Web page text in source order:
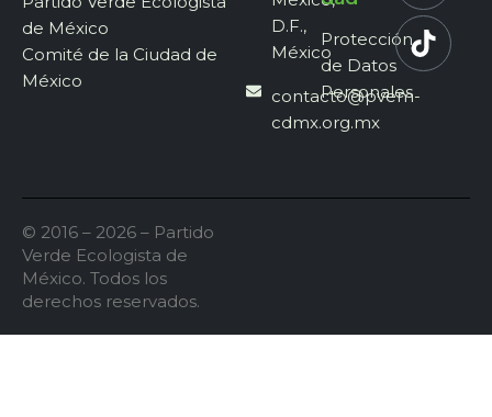
de México
Comité de la Ciudad de
México
D.F.,
México
contacto@pvem-
cdmx.org.mx
Protección
de Datos
Personales
© 2016 – 2026 – Partido
Verde Ecologista de
México. Todos los
derechos reservados.